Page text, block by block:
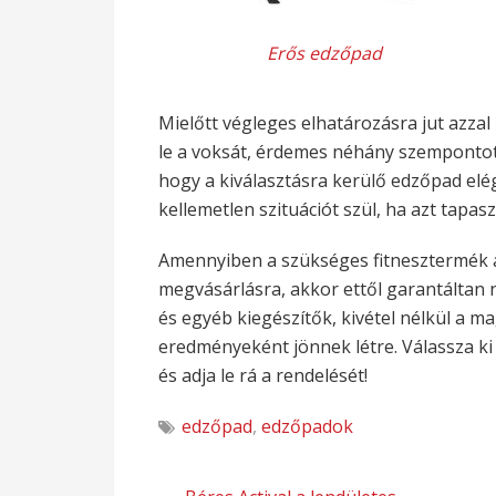
Erős edzőpad
Mielőtt végleges elhatározásra jut
le a voksát, érdemes néhány
hogy a kiválasztásra kerülő edzőpad
kellemetlen szituációt szül, ha azt
Amennyiben a szükséges
megvásárlásra, akkor ettől garantáltan
és egyéb kiegészítők, kivétel nélkül a
eredményeként jönnek létre. Válassza
és adja le rá a rendelését!
edzőpad, edzőpadok